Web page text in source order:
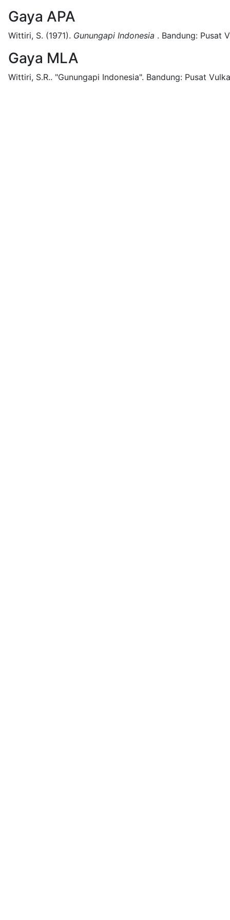
Gaya APA
Wittiri, S. (1971). Gunungapi Indonesia . Bandung: Pusat
Gaya MLA
Wittiri, S.R.. "Gunungapi Indonesia". Bandung: Pusat